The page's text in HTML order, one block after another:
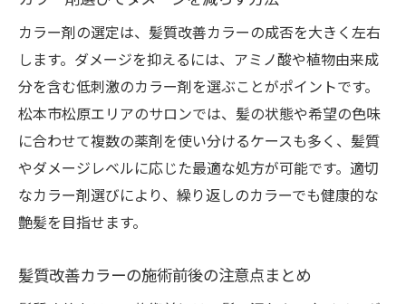
カラー剤の選定は、髪質改善カラーの成否を大きく左右
します。ダメージを抑えるには、アミノ酸や植物由来成
分を含む低刺激のカラー剤を選ぶことがポイントです。
松本市松原エリアのサロンでは、髪の状態や希望の色味
に合わせて複数の薬剤を使い分けるケースも多く、髪質
やダメージレベルに応じた最適な処方が可能です。適切
なカラー剤選びにより、繰り返しのカラーでも健康的な
艶髪を目指せます。
髪質改善カラーの施術前後の注意点まとめ